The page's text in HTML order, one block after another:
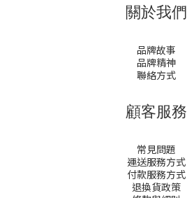
關於我們
品牌故事
品牌精神
聯絡方式
顧客服務
常見問題
運送服務方式
付款服務方式
退換貨政策